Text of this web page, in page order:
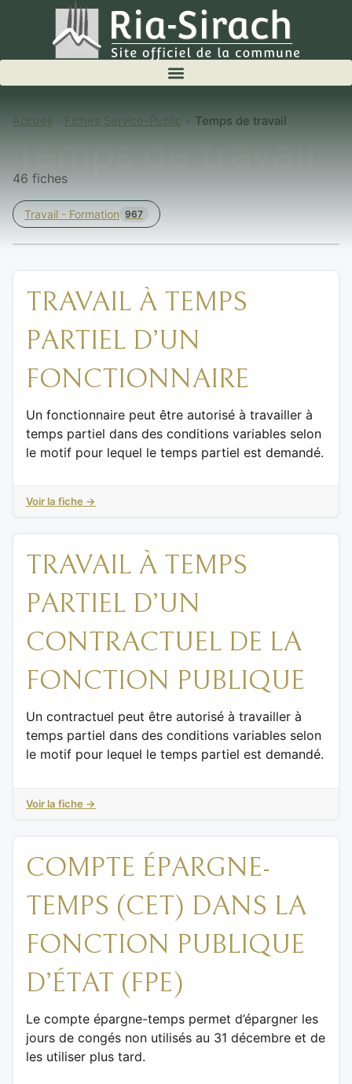
Accueil Fiches Service-Public Temps de travail
Temps de travail
46 fiches
Travail - Formation 967
TRAVAIL À TEMPS
PARTIEL D’UN
FONCTIONNAIRE
Un fonctionnaire peut être autorisé à travailler à
temps partiel dans des conditions variables selon
le motif pour lequel le temps partiel est demandé.
Voir la fiche →
TRAVAIL À TEMPS
PARTIEL D’UN
CONTRACTUEL DE LA
FONCTION PUBLIQUE
Un contractuel peut être autorisé à travailler à
temps partiel dans des conditions variables selon
le motif pour lequel le temps partiel est demandé.
Voir la fiche →
COMPTE ÉPARGNE-
TEMPS (CET) DANS LA
FONCTION PUBLIQUE
D’ÉTAT (FPE)
Le compte épargne-temps permet d’épargner les
jours de congés non utilisés au 31 décembre et de
les utiliser plus tard.